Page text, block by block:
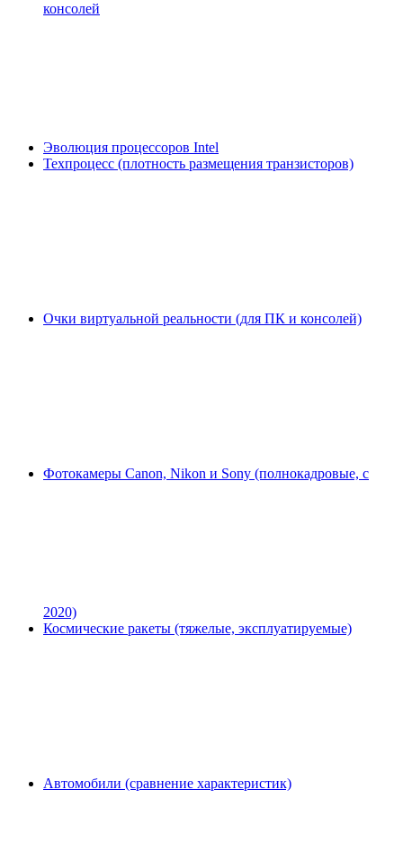
консолей
Эволюция процессоров Intel
Техпроцесс (плотность размещения транзисторов)
Очки виртуальной реальности (для ПК и консолей)
Фотокамеры Canon, Nikon и Sony (полнокадровые, с
2020)
Космические ракеты (тяжелые, эксплуатируемые)
Автомобили (сравнение характеристик)